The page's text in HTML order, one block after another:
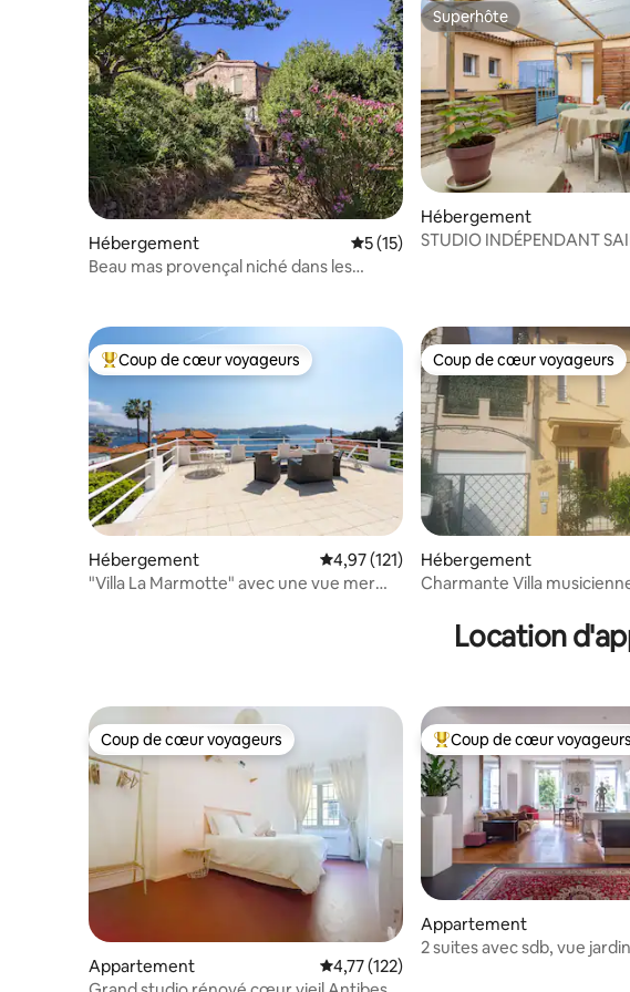
Hébergement Évaluation moyenne sur la base de
5 (15)
Beau mas provençal niché dans les
Superhôte
Superhôte
Hébergement
STUDIO INDÉPENDANT
Coups de cœur voyageurs les plus appréciés
Coup de cœur voyageurs
Hébergement Évaluation moyenne sur la base de 121
4,97 (121)
"Villa La Marmotte" avec une vue mer
Coup de cœur voyageurs
Coup de cœur voyageurs
Hébergement
Charmante Villa
Location
Coup de cœur voyageurs
Coup de cœur voyageurs
Appartement Évaluation moyenne sur la base de 122
4,77 (122)
Coups de cœur voyageurs
Coup de cœur voyageurs
Appartement
2 suites avec sdb, vue